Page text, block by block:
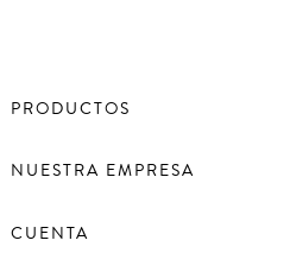
PRODUCTOS
NUESTRA EMPRESA
CUENTA